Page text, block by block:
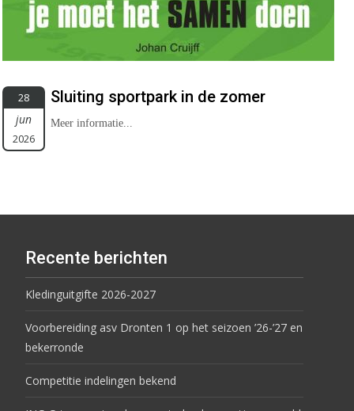
28
jun
2026
Sluiting sportpark in de zomer
Meer informatie...
Recente berichten
Kledinguitgifte 2026-2027
Voorbereiding asv Dronten 1 op het seizoen ’26-’27 en
bekerronde
Competitie indelingen bekend